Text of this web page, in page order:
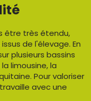
être très étendu,
de l'élevage. En
plusieurs bassins
limousine, la
Pour valoriser
avec une